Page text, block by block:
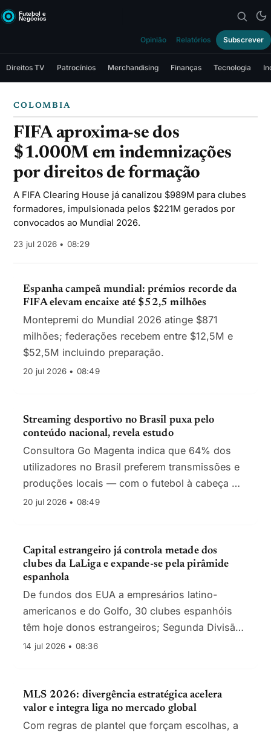
Opinião Relatórios Subscrever
Direitos TV Patrocínios Merchandising Finanças Tecnologia
COLOMBIA
FIFA aproxima-se dos
$1.000M em indemnizações
por direitos de formação
A FIFA Clearing House já canalizou $989M para clubes
formadores, impulsionada pelos $221M gerados por
convocados ao Mundial 2026.
23 jul 2026 • 08:29
Espanha campeã mundial: prémios recorde da
FIFA elevam encaixe até $52,5 milhões
Montepremi do Mundial 2026 atinge $871
milhões; federações recebem entre $12,5M e
$52,5M incluindo preparação.
20 jul 2026 • 08:49
Streaming desportivo no Brasil puxa pelo
conteúdo nacional, revela estudo
Consultora Go Magenta indica que 64% dos
utilizadores no Brasil preferem transmissões e
produções locais — com o futebol à cabeça —
tendência replicada noutros mercados da
20 jul 2026 • 08:49
Capital estrangeiro já controla metade dos
clubes da LaLiga e expande-se pela pirâmide
espanhola
De fundos dos EUA a empresários latino-
americanos e do Golfo, 30 clubes espanhóis
têm hoje donos estrangeiros; Segunda Divisão
concentra a maior vaga de investimento.
14 jul 2026 • 08:36
MLS 2026: divergência estratégica acelera
valor e integra liga no mercado global
Com regras de plantel que forçam escolhas, a